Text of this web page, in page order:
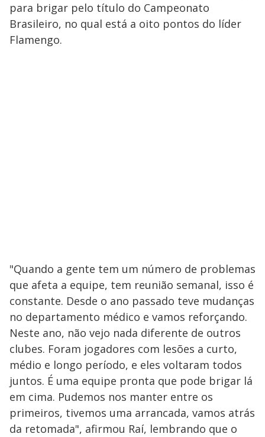
para brigar pelo título do Campeonato
Brasileiro, no qual está a oito pontos do líder
Flamengo.
"Quando a gente tem um número de problemas
que afeta a equipe, tem reunião semanal, isso é
constante. Desde o ano passado teve mudanças
no departamento médico e vamos reforçando.
Neste ano, não vejo nada diferente de outros
clubes. Foram jogadores com lesões a curto,
médio e longo período, e eles voltaram todos
juntos. É uma equipe pronta que pode brigar lá
em cima. Pudemos nos manter entre os
primeiros, tivemos uma arrancada, vamos atrás
da retomada", afirmou Raí, lembrando que o